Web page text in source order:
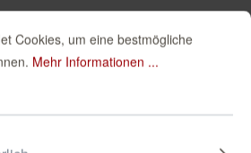
Cookies, um eine bestmögliche
Mehr Informationen ...